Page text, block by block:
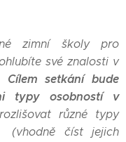
zimní školy pro
své znalosti v
Cílem setkání bude
typy osobností v
různé typy
(vhodně číst jejich